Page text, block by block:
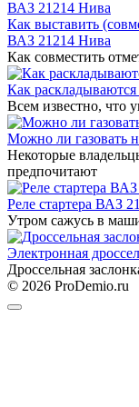
Как выставить
ВАЗ 21214 Нива
Как совместить
Как раскладываются
Всем известно, что
Можно ли газовать
Некоторые
предпочитают
Реле стартера ВАЗ
Утром сажусь в
Электронная
Дроссельная
© 2026 ProDemio.ru